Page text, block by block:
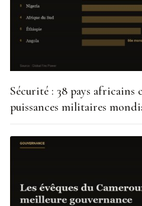
Sécurité : 38 pays africains
puissances militaires